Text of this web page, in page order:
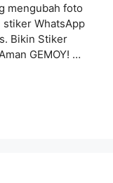
mengubah foto
stiker WhatsApp
Bikin Stiker
GEMOY! …